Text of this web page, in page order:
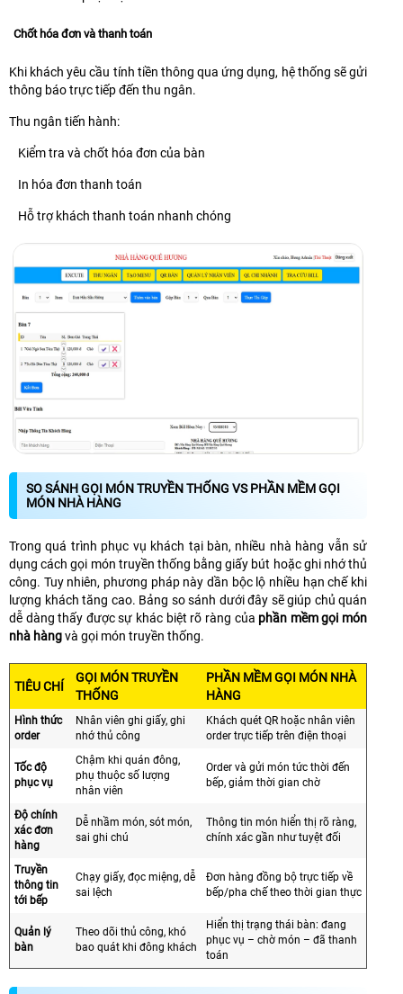
Chốt hóa đơn và thanh toán
Khi khách yêu cầu tính tiền thông qua ứng dụng, hệ thống sẽ gửi
thông báo trực tiếp đến thu ngân.
Thu ngân tiến hành:
Kiểm tra và chốt hóa đơn của bàn
In hóa đơn thanh toán
Hỗ trợ khách thanh toán nhanh chóng
SO SÁNH GỌI MÓN TRUYỀN THỐNG VS PHẦN MỀM GỌI
MÓN NHÀ HÀNG
Trong quá trình phục vụ khách tại bàn, nhiều nhà hàng vẫn sử
dụng cách gọi món truyền thống bằng giấy bút hoặc ghi nhớ thủ
công. Tuy nhiên, phương pháp này dần bộc lộ nhiều hạn chế khi
lượng khách tăng cao. Bảng so sánh dưới đây sẽ giúp chủ quán
dễ dàng thấy được sự khác biệt rõ ràng của phần mềm gọi món
nhà hàngvà gọi món truyền thống.
TIÊU CHÍ
GỌI MÓN TRUYỀN
THỐNG
PHẦN MỀM GỌI MÓN NHÀ
HÀNG
Hình thức
order
Nhân viên ghi giấy, ghi
nhớ thủ công
Khách quét QR hoặc nhân viên
order trực tiếp trên điện thoại
Tốc độ
phục vụ
Chậm khi quán đông,
phụ thuộc số lượng
nhân viên
Order và gửi món tức thời đến
bếp, giảm thời gian chờ
Độ chính
xác đơn
hàng
Dễ nhầm món, sót món,
sai ghi chú
Thông tin món hiển thị rõ ràng,
chính xác gần như tuyệt đối
Truyền
thông tin
tới bếp
Chạy giấy, đọc miệng, dễ
sai lệch
Đơn hàng đồng bộ trực tiếp về
bếp/pha chế theo thời gian thực
Quản lý
bàn
Theo dõi thủ công, khó
bao quát khi đông khách
Hiển thị trạng thái bàn: đang
phục vụ – chờ món – đã thanh
toán